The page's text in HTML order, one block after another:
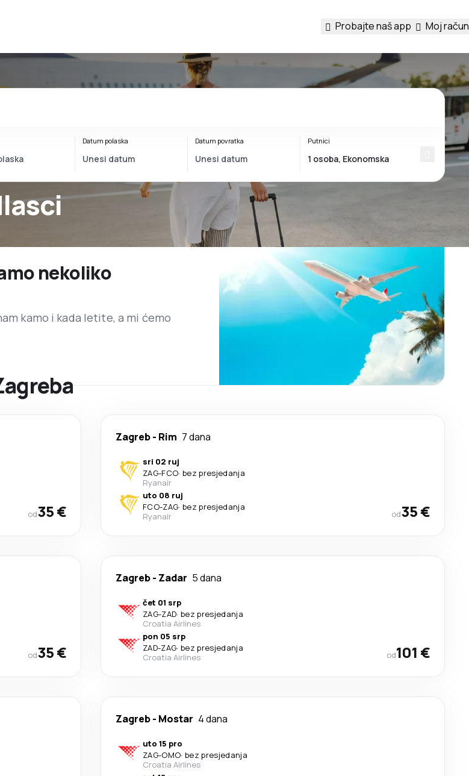
Probajte naš app Moj račun
Datum polaska Datum povratka Putnici
nekoliko
kamo i kada letite, a mi ćemo
od35 €
Zagreb- Rim 7 dana
sri 02 ruj
ZAG-FCO· bez presjedanja
Ryanair
uto 08 ruj
FCO-ZAG· bez presjedanja
Ryanair
od35 €
od35 €
Zagreb- Zadar 5 dana
čet 01 srp
ZAG-ZAD· bez presjedanja
Croatia Airlines
pon 05 srp
ZAD-ZAG· bez presjedanja
Croatia Airlines
od101 €
Zagreb- Mostar 4 dana
uto 15 pro
ZAG-OMO· bez presjedanja
Croatia Airlines